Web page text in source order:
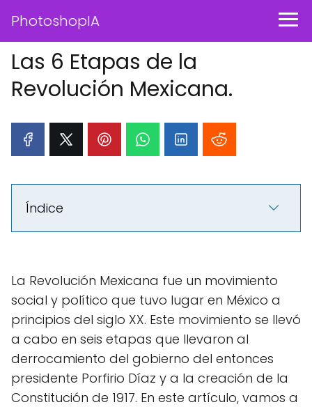
PhotoshopIA
Las 6 Etapas de la
Revolución Mexicana.
Índice
La Revolución Mexicana fue un movimiento
social y político que tuvo lugar en México a
principios del siglo XX. Este movimiento se llevó
a cabo en seis etapas que llevaron al
derrocamiento del gobierno del entonces
presidente Porfirio Díaz y a la creación de la
Constitución de 1917. En este artículo, vamos a